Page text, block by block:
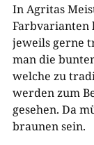
In Agritas
Farbvarianten
jeweils gerne
man die
welche zu
werden zum
gesehen. Da
braunen sein.